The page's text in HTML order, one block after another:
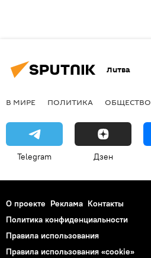
Литва
В МИРЕ ПОЛИТИКА ОБЩЕСТВО
Telegram Дзен
О проекте Реклама Контакты
Политика конфиденциальности
Правила использования
Правила использования «cookie»